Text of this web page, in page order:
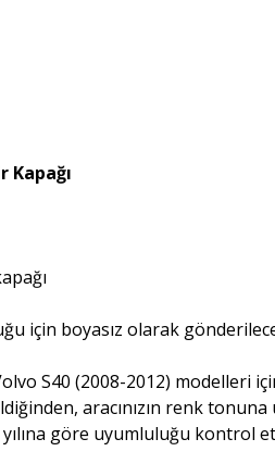
Kapağı
için boyasız olarak
S40 (2008-2012) modelleri
aracınızın renk
yılına göre uyumluluğu kontrol